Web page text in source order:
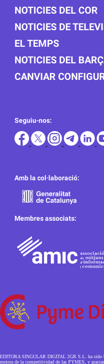
NOTICIES DEL COR
NOTICIES DE
EL TEMPS
NOTICIES DEL
CANVIAR
Seguiu-nos:
Amb la col·laboració:
Membres associats:
EDITORA SINGULAR DIGITAL 2GR S.L. ha sido
mejora de la competitividad de las PYMES, y